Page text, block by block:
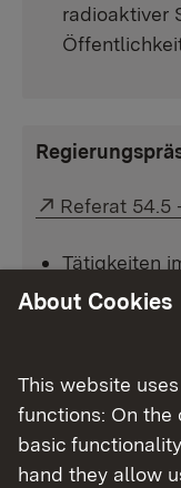
radioaktiver
Externer
Referat 54.5
Tätigkeiten
natürlicher
Anfall, der
sonstigen
Vollzug im
About Cookies
This website
functions: On the
basic
hand they allow